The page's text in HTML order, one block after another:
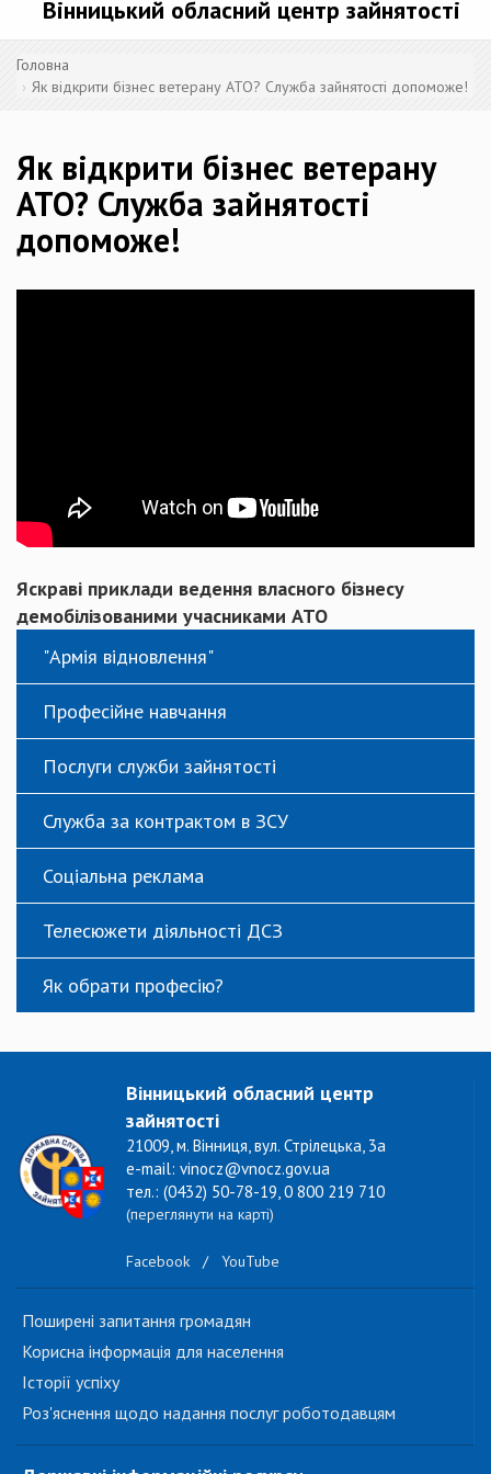
Вінницький обласний центр зайнятості
Головна
Як відкрити бізнес ветерану АТО? Служба зайнятості допоможе!
Як відкрити бізнес ветерану
АТО? Служба зайнятості
допоможе!
Яскраві приклади ведення власного бізнесу
демобілізованими учасниками АТО
"Армія відновлення"
Професійне навчання
Послуги служби зайнятості
Служба за контрактом в ЗСУ
Соціальна реклама
Телесюжети діяльності ДСЗ
Як обрати професію?
Вінницький обласний центр
зайнятості
21009, м. Вінниця, вул. Стрілецька, 3а
e-mail: vinocz@vnocz.gov.ua
тел.: (0432) 50-78-19, 0 800 219 710
(переглянути на карті)
Facebook / YouTube
Поширені запитання громадян
Корисна інформація для населення
Історії успіху
Роз'яснення щодо надання послуг роботодавцям